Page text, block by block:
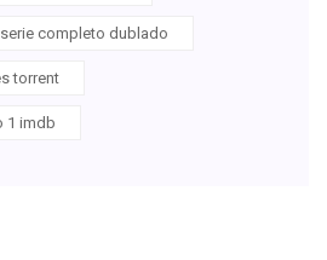
completo dublado
torrent
1 imdb